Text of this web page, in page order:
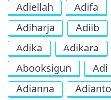
Adiellah Adifa
Adiharja
Adiib
Adika
Adikara
Abooksigun
Adi
Adianna
Adianto